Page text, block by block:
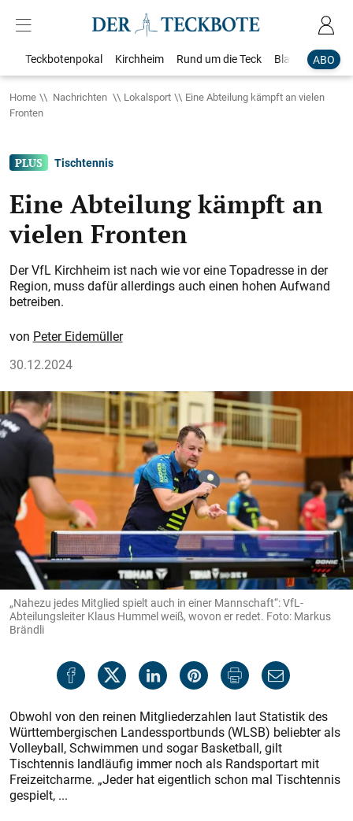
ABO
Teckbotenpokal Kirchheim Rund um die Teck Blaulicht
Home Nachrichten Lokalsport
Eine Abteilung kämpft an vielen
Fronten
Tischtennis
Eine Abteilung kämpft an
vielen Fronten
Der VfL Kirchheim ist nach wie vor eine Topadresse in der
Region, muss dafür allerdings auch einen hohen Aufwand
betreiben.
Peter Eidemüller
30.12.2024
„Nahezu jedes Mitglied spielt auch in einer Mannschaft“: VfL-
Abteilungsleiter Klaus Hummel weiß, wovon er redet. Foto: Markus
Brändli
Obwohl von den reinen Mitgliederzahlen laut Statistik des
Württembergischen Landessportbunds (WLSB) beliebter als
Volleyball, Schwimmen und sogar Basketball, gilt
Tischtennis landläufig immer noch als Randsportart mit
Freizeitcharme. „Jeder hat eigentlich schon mal Tischtennis
gespielt, ...